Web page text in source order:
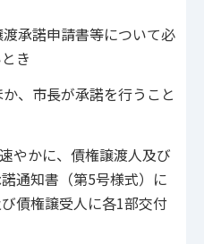
承諾申請書等について必
き
、市長が承諾を行うこと
やかに、債権譲渡人及び
通知書（第5号様式）に
債権譲受人に各1部交付